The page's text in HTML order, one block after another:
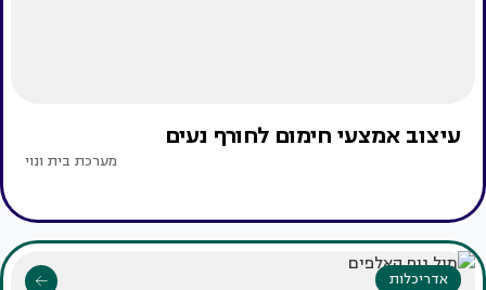
עיצוב אמצעי חימום לחורף נעים
מערכת בית ונוי
אדריכלות